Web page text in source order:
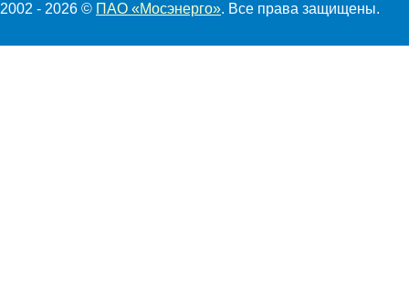
2002 - 2026 © ПАО «Мосэнерго». Все права защищены.